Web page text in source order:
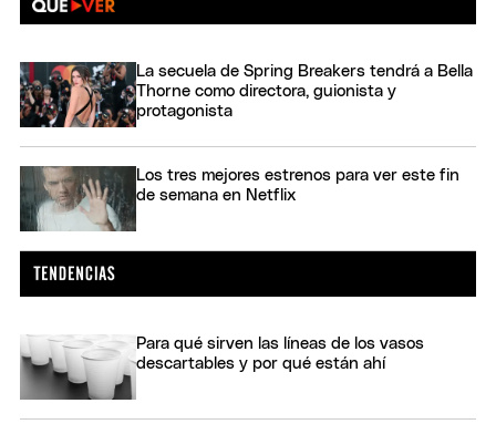
La secuela de Spring Breakers tendrá a Bella
Thorne como directora, guionista y
protagonista
Los tres mejores estrenos para ver este fin
de semana en Netflix
Para qué sirven las líneas de los vasos
descartables y por qué están ahí